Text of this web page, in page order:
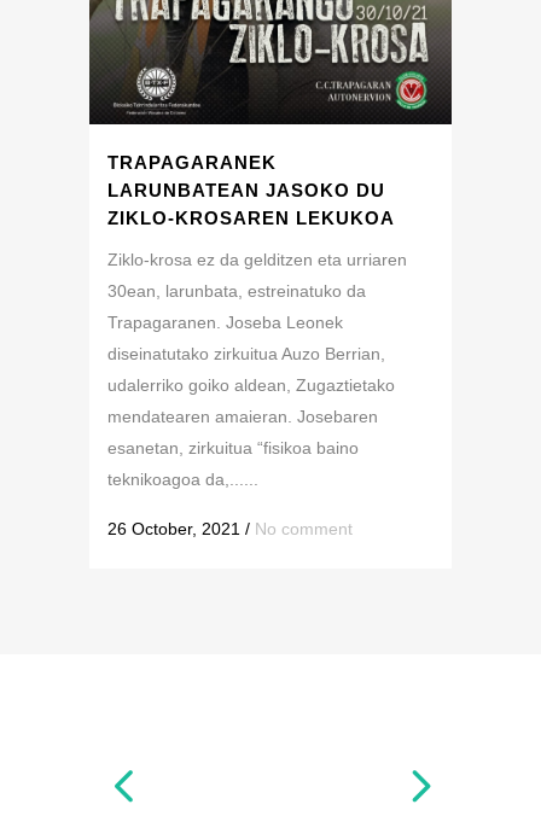
TRAPAGARANEK
LARUNBATEAN JASOKO DU
ZIKLO-KROSAREN LEKUKOA
Ziklo-krosa ez da gelditzen eta urriaren
30ean, larunbata, estreinatuko da
Trapagaranen. Joseba Leonek
diseinatutako zirkuitua Auzo Berrian,
udalerriko goiko aldean, Zugaztietako
mendatearen amaieran. Josebaren
esanetan, zirkuitua “fisikoa baino
teknikoagoa da,......
26 October, 2021 / No comment